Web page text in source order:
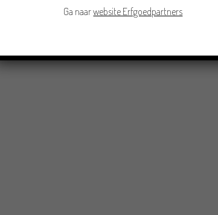
Ga naarwebsite Erfgoedpartners